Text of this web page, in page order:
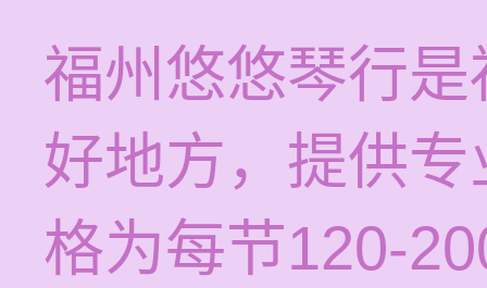
福州悠悠琴行
好地方，提供
格为每节120-